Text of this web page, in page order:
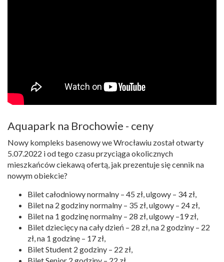
Aquapark na Brochowie - ceny
Nowy kompleks basenowy we Wrocławiu został otwarty
5.07.2022 i od tego czasu przyciąga okolicznych
mieszkańców ciekawą ofertą, jak prezentuje się cennik na
nowym obiekcie?
Bilet całodniowy normalny – 45 zł, ulgowy – 34 zł,
Bilet na 2 godziny normalny – 35 zł, ulgowy – 24 zł,
Bilet na 1 godzinę normalny – 28 zł, ulgowy –19 zł,
Bilet dziecięcy na cały dzień – 28 zł, na 2 godziny – 22
zł, na 1 godzinę – 17 zł,
Bilet Student 2 godziny – 22 zł,